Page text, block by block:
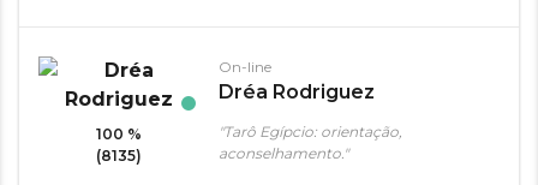
100 %
(8135)
On-line
Dréa Rodriguez
"Tarô Egípcio: orientação,
aconselhamento."